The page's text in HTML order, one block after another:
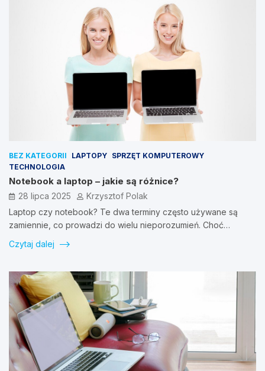
BEZ KATEGORII LAPTOPY SPRZĘT KOMPUTEROWY
TECHNOLOGIA
Notebook a laptop – jakie są różnice?
28 lipca 2025
Krzysztof Polak
Laptop czy notebook? Te dwa terminy często używane są
zamiennie, co prowadzi do wielu nieporozumień. Choć…
Czytaj dalej